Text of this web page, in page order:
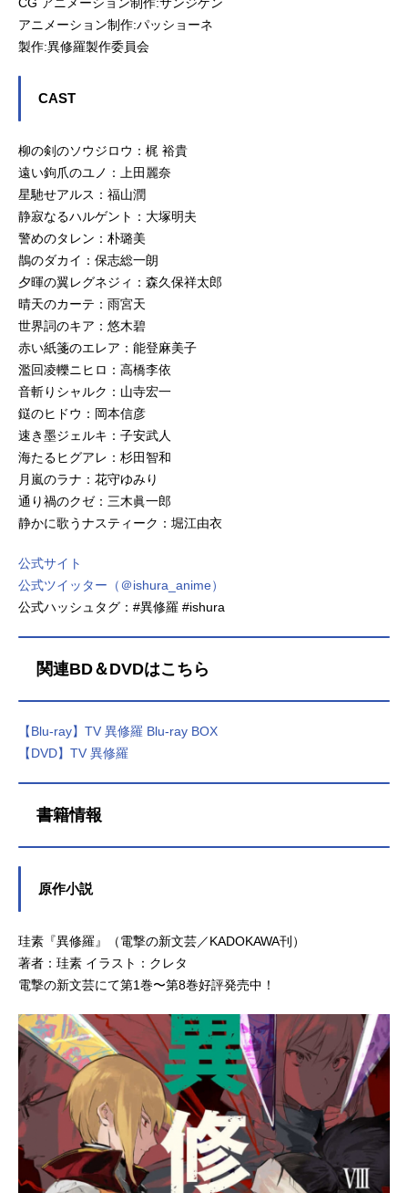
アニメーション制作:パッショーネ
製作:異修羅製作委員会
CAST
柳の剣のソウジロウ：梶 裕貴
遠い鉤爪のユノ：上田麗奈
星馳せアルス：福山潤
静寂なるハルゲント：大塚明夫
警めのタレン：朴璐美
鵲のダカイ：保志総一朗
夕暉の翼レグネジィ：森久保祥太郎
晴天のカーテ：雨宮天
世界詞のキア：悠木碧
赤い紙箋のエレア：能登麻美子
濫回凌轢ニヒロ：高橋李依
音斬りシャルク：山寺宏一
鎹のヒドウ：岡本信彦
速き墨ジェルキ：子安武人
海たるヒグアレ：杉田智和
月嵐のラナ：花守ゆみり
通り禍のクゼ：三木眞一郎
静かに歌うナスティーク：堀江由衣
公式サイト
公式ツイッター（＠ishura_anime）
公式ハッシュタグ：#異修羅 #ishura
関連BD＆DVDはこちら
【Blu-ray】TV 異修羅 Blu-ray BOX
【DVD】TV 異修羅
書籍情報
原作小説
珪素『異修羅』（電撃の新文芸／KADOKAWA刊）
著者：珪素 イラスト：クレタ
電撃の新文芸にて第1巻〜第8巻好評発売中！